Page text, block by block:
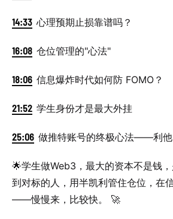
14:33 心理预期止损靠谱吗？
16:08 仓位管理的"心法"
18:06 信息爆炸时代如何防 FOMO？
21:52 学生身份才是最大外挂
25:06 做推特账号的终极心法——利
🌟学生做Web3，最大的资本不是钱
到对标的人，用半凯利管住仓位，在
——慢慢来，比较快。 🚀